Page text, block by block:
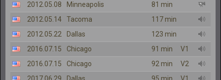
2012.05.08
Minneapolis
81 min
2012.05.14
Tacoma
117 min
2012.05.22
Dallas
123 min
2016.07.15
Chicago 91 min
V1
2016.07.15
Chicago 92 min
V2